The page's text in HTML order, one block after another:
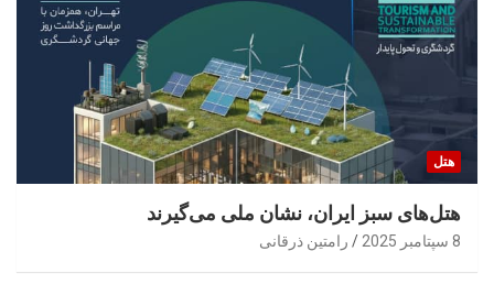
هتل
هتل‌های سبز ایران، نشان ملی می‌گیرند
8 سپتامبر 2025 رامتین ذرقانی